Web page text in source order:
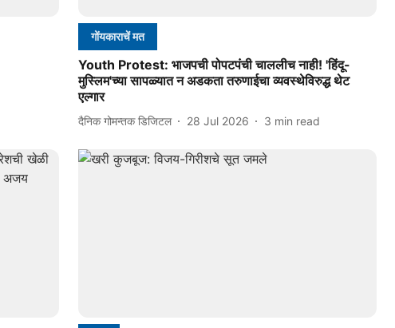
गोंयकाराचें मत
Youth Protest: भाजपची पोपटपंची चाललीच नाही! 'हिंदू-
मुस्लिम'च्या सापळ्यात न अडकता तरुणाईचा व्यवस्थेविरुद्ध थेट
एल्गार
दैनिक गोमन्तक डिजिटल 28 Jul 2026 3 min read